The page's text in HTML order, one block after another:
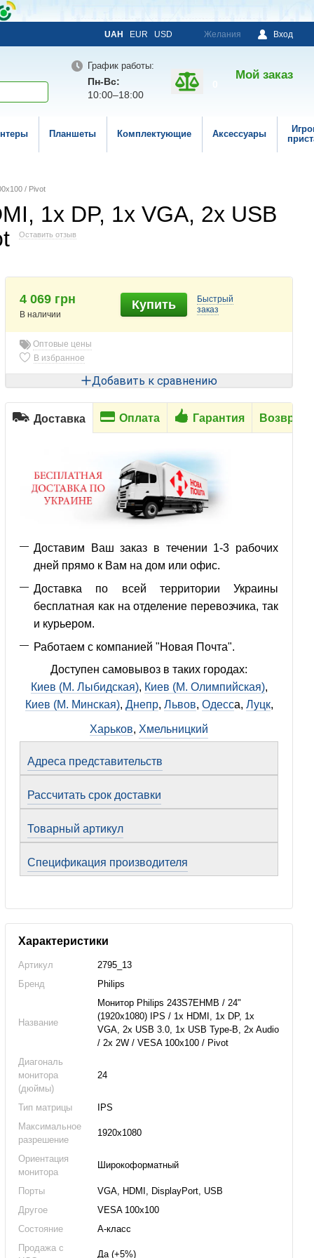
UAH EUR USD Желания Вход
График работы:
Пн-Вс:
10:00–18:00
Мой заказ
Планшеты Комплектующие Аксессуары
/ Pivot
1x DP, 1x VGA, 2x USB
Оставить отзыв
4 069 грн
В наличии
Купить
Быстрый
заказ
Оптовые цены
В избранное
Добавить к сравнению
Доставка Оплата Гарантия Возврат
Доставим Ваш заказ в течении 1-3 рабочих
дней прямо к Вам на дом или офис.
Доставка по всей территории Украины
бесплатная как на отделение перевозчика, так
и курьером.
Работаем с компанией "Новая Почта".
Доступен самовывоз в таких городах:
Киев (М. Лыбидская), Киев (М. Олимпийская),
Киев (М. Минская), Днепр, Львов, Одесса, Луцк,
Харьков, Хмельницкий
Адреса представительств
Рассчитать срок доставки
Товарный артикул
Спецификация производителя
Характеристики
Артикул
2795_13
Бренд
Philips
Название
Монитор Philips 243S7EHMB / 24"
(1920x1080) IPS / 1x HDMI, 1x DP, 1x
VGA, 2x USB 3.0, 1x USB Type-B, 2x Audio
/ 2x 2W / VESA 100x100 / Pivot
Диагональ
монитора
(дюймы)
24
Тип матрицы
IPS
Максимальное
разрешение
1920x1080
Ориентация
монитора
Широкоформатный
Порты
VGA, HDMI, DisplayPort, USB
Другое
VESA 100x100
Состояние
А-класс
Продажа с
Да (+5%)